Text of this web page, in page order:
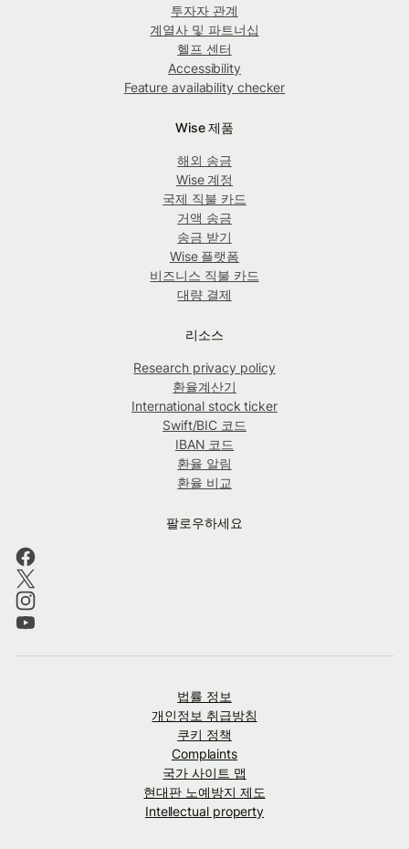
투자자 관계
계열사 및 파트너십
헬프 센터
Accessibility
Feature availability checker
Wise 제품
해외 송금
Wise 계정
국제 직불 카드
거액 송금
송금 받기
Wise 플랫폼
비즈니스 직불 카드
대량 결제
리소스
Research privacy policy
환율계산기
International stock ticker
Swift/BIC 코드
IBAN 코드
환율 알림
환율 비교
팔로우하세요
법률 정보
개인정보 취급방침
쿠키 정책
Complaints
국가 사이트 맵
현대판 노예방지 제도
Intellectual property